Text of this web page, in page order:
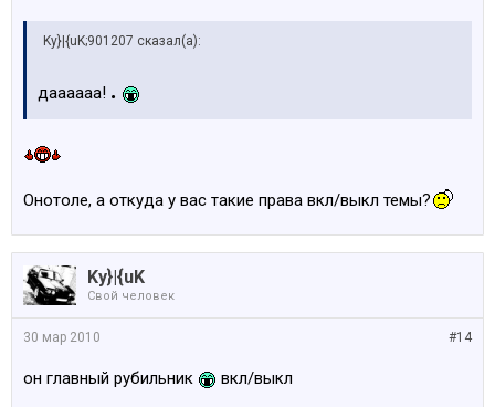
Ky}|{uK;901207 сказал(а):
даааааа! .
Онотоле, а откуда у вас такие права вкл/выкл темы?
Ky}|{uK
Свой человек
#14
30 мар 2010
он главный рубильник вкл/выкл